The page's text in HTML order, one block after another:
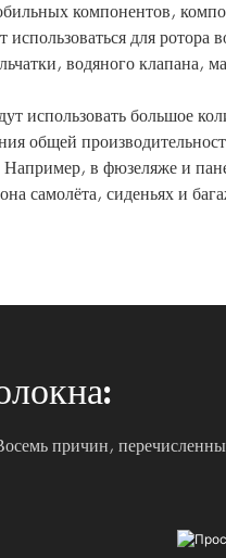
компонентов,
для ротора
водяного клапана,
использовать большое
общей
в фюзеляже и
самолёта, сиденьях и
причин,